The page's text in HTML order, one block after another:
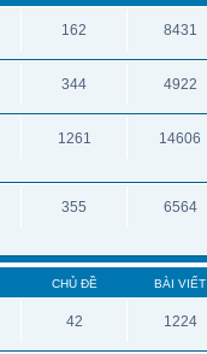
162 8431
344 4922
1261 14606
355 6564
CHỦ ĐỀ BÀI VIẾT
42 1224